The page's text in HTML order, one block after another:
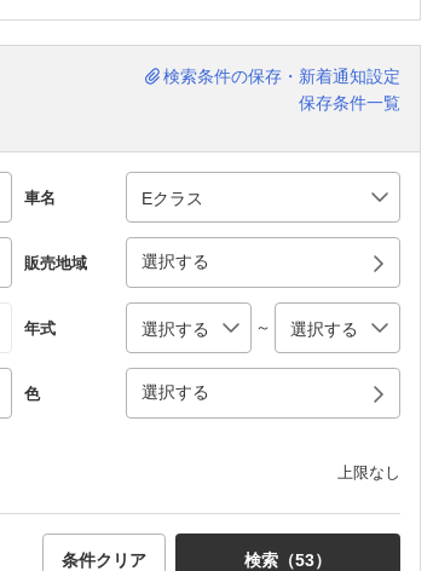
検索条件の保存・新着通知設定
保存条件一覧
車名
販売地域 選択する
年式 ～
色 選択する
上限なし
条件クリア 検索（53）